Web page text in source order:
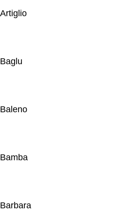
Artiglio
Baglu
Baleno
Bamba
Barbara